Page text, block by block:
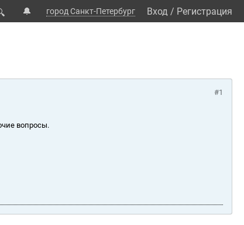
🔔 город Санкт-Петербург Вход / Регистрация
#1
вопросы.